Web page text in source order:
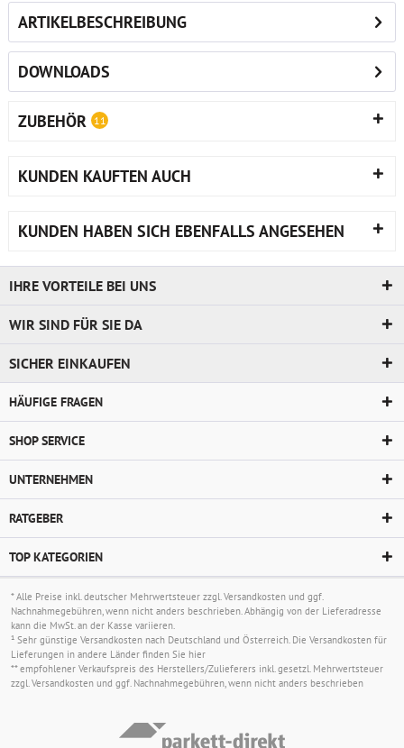
ARTIKELBESCHREIBUNG
DOWNLOADS
ZUBEHÖR 11
KUNDEN KAUFTEN AUCH
KUNDEN HABEN SICH EBENFALLS ANGESEHEN
IHRE VORTEILE BEI UNS
WIR SIND FÜR SIE DA
SICHER EINKAUFEN
HÄUFIGE FRAGEN
SHOP SERVICE
UNTERNEHMEN
RATGEBER
TOP KATEGORIEN
* Alle Preise inkl. deutscher Mehrwertsteuer zzgl.Versandkosten und ggf.
Nachnahmegebühren, wenn nicht anders beschrieben. Abhängig von der Lieferadresse
kann die MwSt. an der Kasse variieren.
¹ Sehr günstige Versandkosten nach Deutschland und Österreich. Die Versandkosten für
Lieferungen in andere Länder finden Sie hier
** empfohlener Verkaufspreis des Herstellers/Zulieferers inkl. gesetzl. Mehrwertsteuer
zzgl.Versandkosten und ggf. Nachnahmegebühren, wenn nicht anders beschrieben